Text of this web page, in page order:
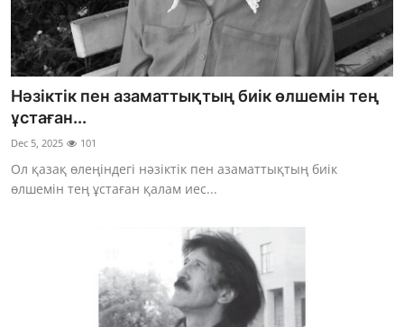
Нәзіктік пен азаматтықтың биік өлшемін тең
ұстаған...
Dec 5, 2025 101
Ол қазақ өлеңіндегі нәзіктік пен азаматтықтың биік
өлшемін тең ұстаған қалам иес...